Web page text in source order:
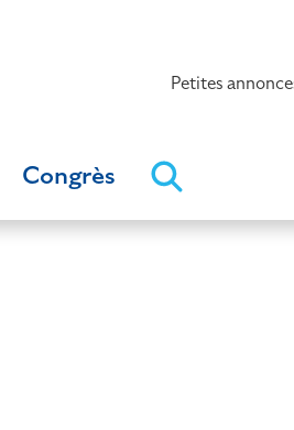
Petites
Congrès